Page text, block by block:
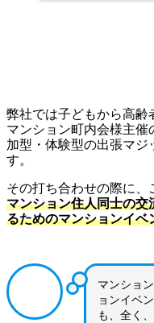
弊社では子どもから高齢
マンション町内会様主催
加型・体験型の出張マジ
す。
その打ち合わせの際に、
マンション住人同士の交
るためのマンションイベ
マンショ
ョンイベ
も、全く